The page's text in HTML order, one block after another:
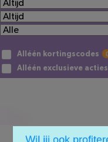
SLIM
BOODSCHAPPEN
DOEN MET EEN
WEEKMENU: ZO
BESPAAR JE IEDERE
MAAND FLINK
Lees het artikel
Alléén kortingscodes
Alléén exclusieve acties